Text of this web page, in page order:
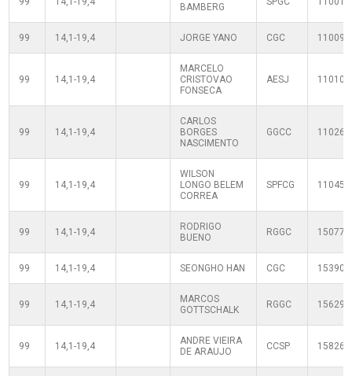
BAMBERG
99 14,1-19,4 JORGE YANO CGC
99 14,1-19,4
MARCELO
CRISTOVAO
FONSECA
AESJ
99 14,1-19,4
CARLOS
BORGES
NASCIMENTO
GGCC
99 14,1-19,4
WILSON
LONGO BELEM
CORREA
SPFCG
99 14,1-19,4
RODRIGO
BUENO
RGGC
99 14,1-19,4 SEONGHO HAN CGC
99 14,1-19,4
MARCOS
GOTTSCHALK
RGGC
99 14,1-19,4
ANDRE VIEIRA
DE ARAUJO
CCSP